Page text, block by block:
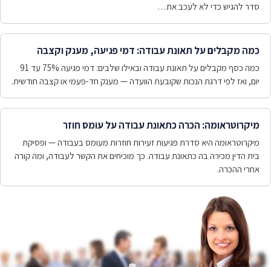
סדר להגיש כדי לא לעכב את…
כמה מקבלים על תאונת עבודה: דמי פגיעה, מענק וקצבה
כמה כסף מקבלים על תאונת עבודה ובאילו שלבים: דמי פגיעה 75% עד 91
יום, ואז לפי דרגת הנכות שקובעת הוועדה — מענק חד-פעמי או קצבה חודשית.
מיקרוטראומה: הכרה כתאונת עבודה על עומס חוזר
מיקרוטראומה היא סדרת פגיעות זעירות חוזרות מעומס בעבודה — ופסיקת
בית הדין מכירה בה כתאונת עבודה. כך מוכיחים את הקשר לעבודה, ומה קורה
אחרי ההכרה.